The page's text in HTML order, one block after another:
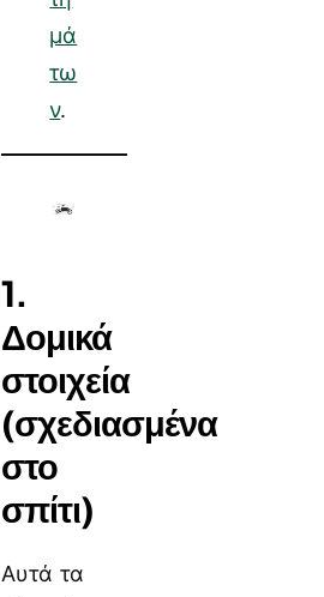
μά
τω
ν.
1.
Δομικά
στοιχεία
(σχεδιασμένα
στο
σπίτι)
Αυτά τα